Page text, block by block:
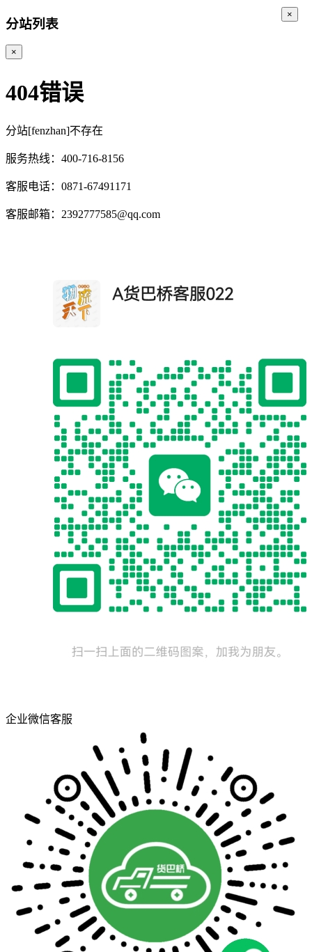
分站列表
×
404错误
分站[fenzhan]不存在
服务热线：400-716-8156
客服电话：0871-67491171
客服邮箱：2392777585@qq.com
企业微信客服
×